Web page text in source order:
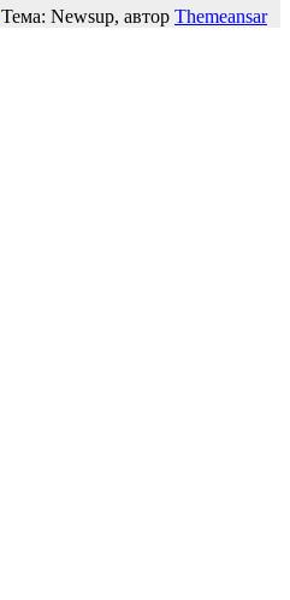
Тема: Newsup, автор Themeansar